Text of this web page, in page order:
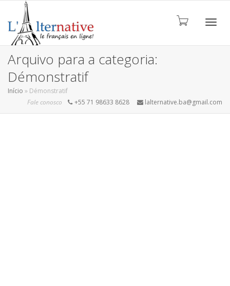
Arquivo para a categoria:
Démonstratif
Início » Démonstratif
Fale conosco
+55 71 98633 8628 lalternative.ba@gmail.com